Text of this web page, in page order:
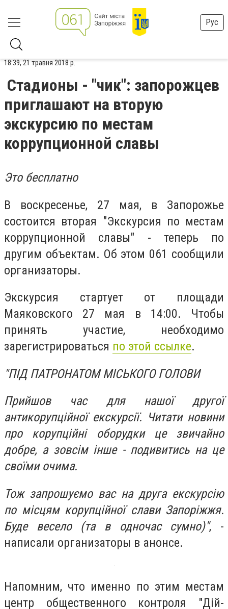
Рус
18:39, 21 травня 2018 р.
Стадионы - "чик": запорожцев
приглашают на вторую
экскурсию по местам
коррупционной славы
Это бесплатно
В воскресенье, 27 мая, в Запорожье
состоится вторая "Экскурсия по местам
коррупционной славы" - теперь по
другим объектам. Об этом 061 сообщили
организаторы.
Экскурсия стартует от площади
Маяковского 27 мая в 14:00. Чтобы
принять участие, необходимо
зарегистрироваться по этой ссылке.
"ПІД ПАТРОНАТОМ МІСЬКОГО ГОЛОВИ
Прийшов час для нашої другої
антикорупційної екскурсії. Читати новини
про корупційні оборудки це звичайно
добре, а зовсім інше - подивитись на це
своїми очима.
Тож запрошуємо вас на друга екскурсію
по місцям корупційної слави Запоріжжя.
Буде весело (та в одночас сумно)", -
написали организаторы в анонсе.
Напомним, что именно по этим местам
центр общественного контроля "Дій-